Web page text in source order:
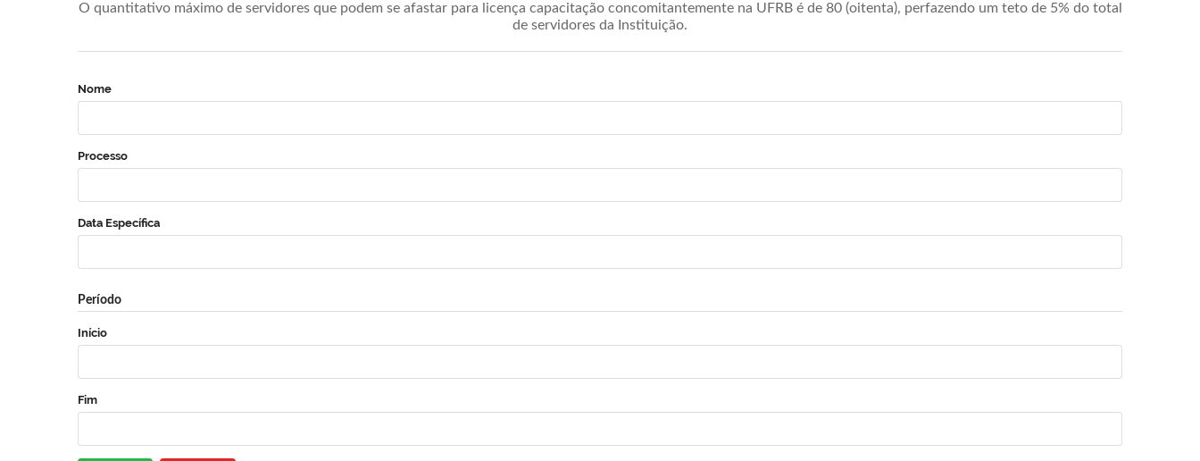
O quantitativo máximo de servidores que podem se afastar para licença capacitação concomitantemente na UFRB é de 80 (oitenta), perfazendo um teto de 5% do total
de servidores da Instituição.
Nome
Processo
Data Específica
Período
Início
Fim